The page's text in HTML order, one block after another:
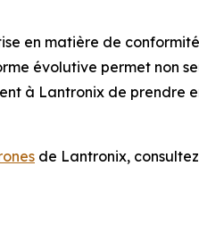
en matière de
évolutive permet non
à Lantronix de prendre
de Lantronix,